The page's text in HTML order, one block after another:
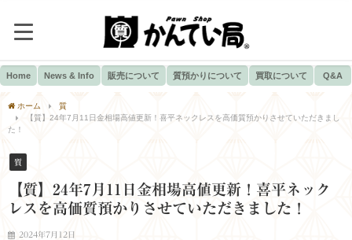
Home News & Info 販売について 質預かりについて 買取について Q&A
ホーム
質
【質】24年7月11日金相場高値更新！喜平ネックレスを高価質預かりさせていただきまし
た！
質
【質】24年7月11日金相場高値更新！喜平ネック
レスを高価質預かりさせていただきました！
2024年7月12日